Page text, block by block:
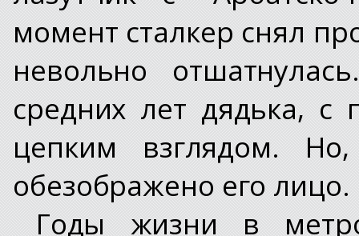
момент сталкер снял
невольно
средних лет дядька, с
цепким взглядом.
обезображено его лицо.
Годы жизни в